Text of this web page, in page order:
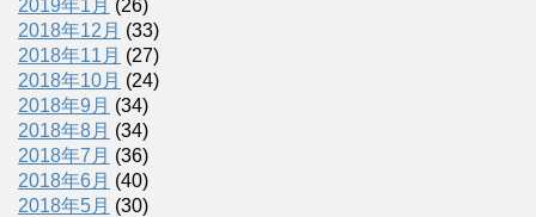
2019年1月 (26)
2018年12月 (33)
2018年11月 (27)
2018年10月 (24)
2018年9月 (34)
2018年8月 (34)
2018年7月 (36)
2018年6月 (40)
2018年5月 (30)